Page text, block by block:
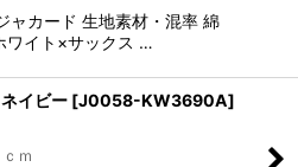
ャカード 生地素材・混率 綿
ワイト×サックス …
イビー [J0058-KW3690A]
ｍ